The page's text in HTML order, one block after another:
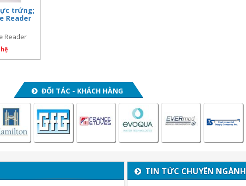
trứng;
Reader
Reader
ĐỐI TÁC - KHÁCH HÀNG
TIN TỨC CHUYÊN NGÀNH